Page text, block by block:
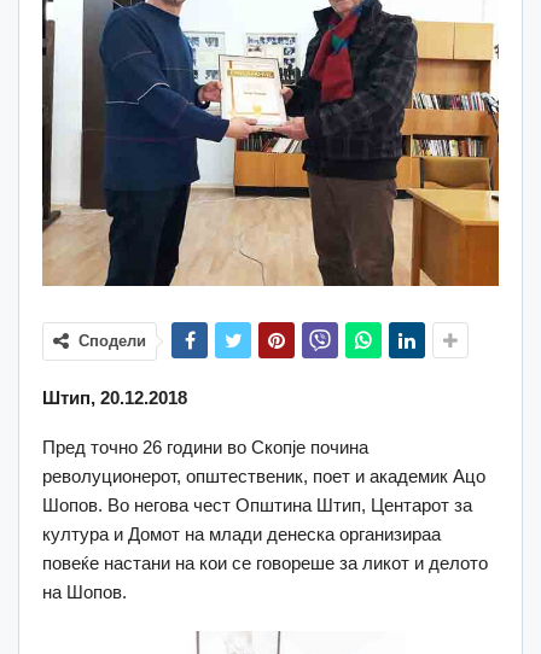
Сподели
Штип, 20.12.2018
Пред точно 26 години во Скопје почина
револуционерот, општественик, поет и академик Ацо
Шопов. Во негова чест Општина Штип, Центарот за
култура и Домот на млади денеска организираа
повеќе настани на кои се говореше за ликот и делото
на Шопов.